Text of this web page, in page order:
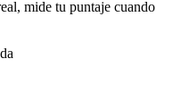
mide tu puntaje cuando